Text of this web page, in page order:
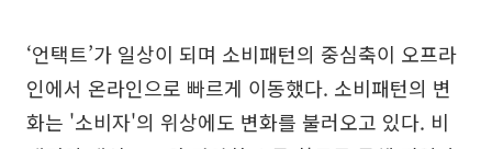
‘언택트’가 일상이 되며 소비패턴의 중심축이 오프라
인에서 온라인으로 빠르게 이동했다. 소비패턴의 변
화는 '소비자'의 위상에도 변화를 불러오고 있다. 비